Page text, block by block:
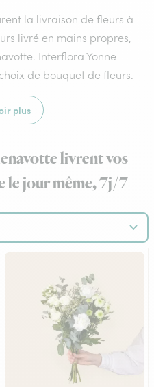
la livraison de fleurs à
livré en mains propres,
Interflora Yonne
de bouquet de fleurs.
plus
livrent vos
le jour même, 7j/7